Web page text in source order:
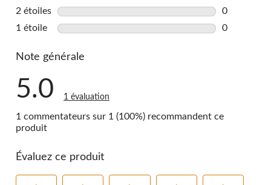
0
2 étoiles étoiles
0
0
1 étoile étoiles
0
Note générale
5.0 1 évaluation
1 commentateurs sur 1 (100%) recommandent ce
produit
Évaluez ce produit